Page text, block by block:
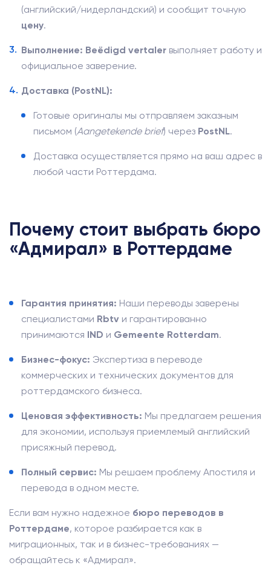
(английский/нидерландский) и сообщит точную
цену.
Выполнение: Beëdigd vertaler выполняет работу и
официальное заверение.
Доставка (PostNL):
Готовые оригиналы мы отправляем заказным
письмом (Aangetekende brief) через PostNL.
Доставка осуществляется прямо на ваш адрес в
любой части Роттердама.
Почему стоит выбрать бюро
«Адмирал» в Роттердаме
Гарантия принятия: Наши переводы заверены
специалистами Rbtv и гарантированно
принимаются IND и Gemeente Rotterdam.
Бизнес-фокус: Экспертиза в переводе
коммерческих и технических документов для
роттердамского бизнеса.
Ценовая эффективность: Мы предлагаем решения
для экономии, используя приемлемый английский
присяжный перевод.
Полный сервис: Мы решаем проблему Апостиля и
перевода в одном месте.
Если вам нужно надежное бюро переводов в
Роттердаме, которое разбирается как в
миграционных, так и в бизнес-требованиях —
обращайтесь к «Адмирал».